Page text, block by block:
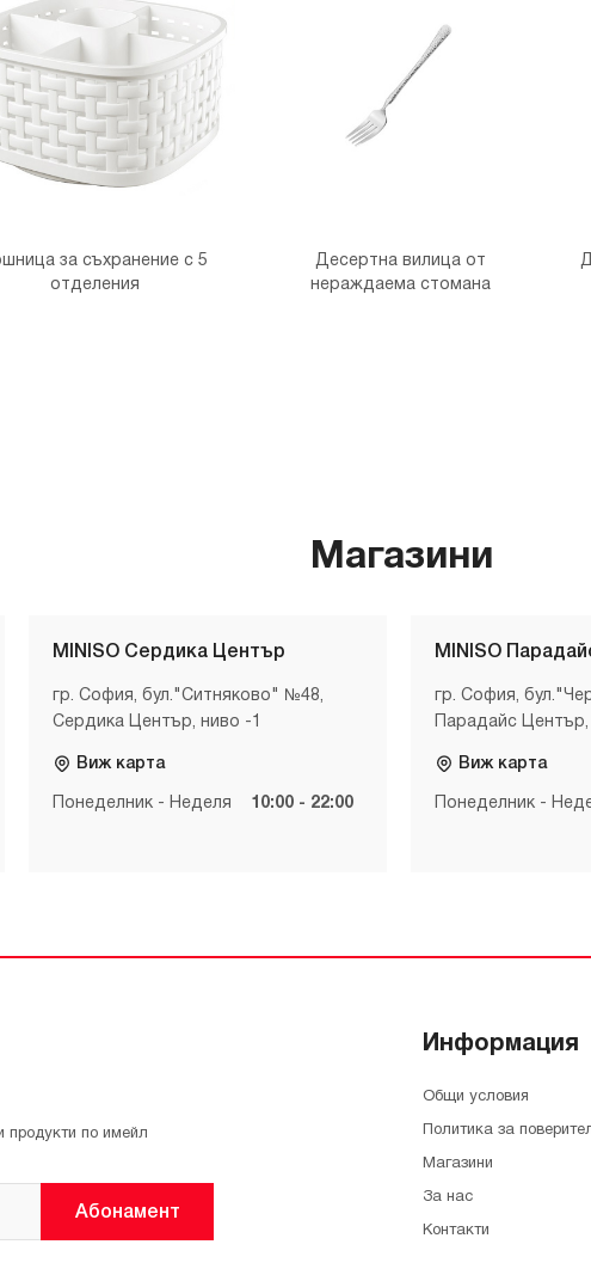
за съхранение с 5
отделения
Десертна вилица от
нераждаема стомана
Магазини
MINISO Сердика Център
гр. София, бул."Ситняково" №48,
Сердика Център, ниво -1
Виж карта
Понеделник - Неделя 10:00 - 22:00
MINISO
гр. София,
Парадайс
Виж карта
Понеделник -
продукти по имейл
Абонамент
Информация
Общи условия
Политика за
Магазини
За нас
Контакти